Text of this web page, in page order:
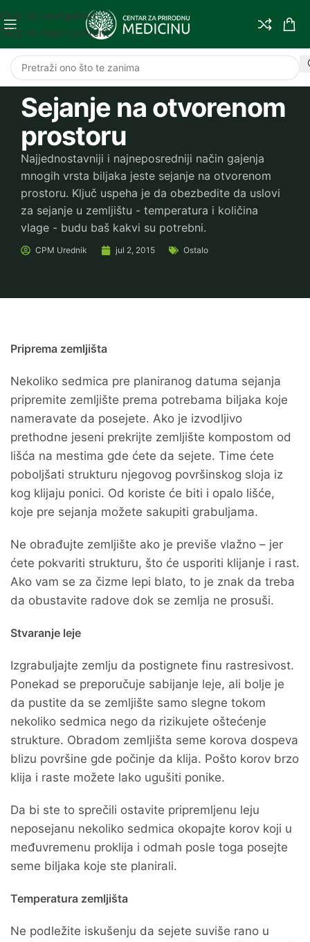
Skip to navigation
Skip to main content
Sejanje na otvorenom
prostoru
Najjednostavniji i najneposredniji način gajenja
mnogih vrsta biljaka jeste sejanje na otvorenom
prostoru. Ključ uspeha je da obezbedite da uslovi
za sejanje u zemljištu - temperatura i količina
vlage - budu baš kakvi su potrebni.
CPM Urednik jul 2, 2015 Ostalo
Priprema zemljišta
Nekoliko sedmica pre planiranog datuma sejanja
pripremite zemljište prema potrebama biljaka koje
nameravate da posejete. Ako je izvodljivo
prethodne jeseni prekrijte zemljište kompostom od
lišća na mestima gde ćete da sejete. Time ćete
poboljšati strukturu njegovog površinskog sloja iz
kog klijaju ponici. Od koriste će biti i opalo lišće,
koje pre sejanja možete sakupiti grabuljama.
Ne obrađujte zemljište ako je previše vlažno – jer
ćete pokvariti strukturu, što će usporiti klijanje i rast.
Ako vam se za čizme lepi blato, to je znak da treba
da obustavite radove dok se zemlja ne prosuši.
Stvaranje leje
Izgrabuljajte zemlju da postignete finu rastresivost.
Ponekad se preporučuje sabijanje leje, ali bolje je
da pustite da se zemljište samo slegne tokom
nekoliko sedmica nego da rizikujete oštećenje
strukture. Obradom zemljišta seme korova dospeva
blizu površine gde počinje da klija. Pošto korov brzo
klija i raste možete lako ugušiti ponike.
Da bi ste to sprečili ostavite pripremljenu leju
neposejanu nekoliko sedmica okopajte korov koji u
međuvremenu proklija i odmah posle toga posejte
seme biljaka koje ste planirali.
Temperatura zemljišta
Ne podležite iskušenju da sejete suviše rano u